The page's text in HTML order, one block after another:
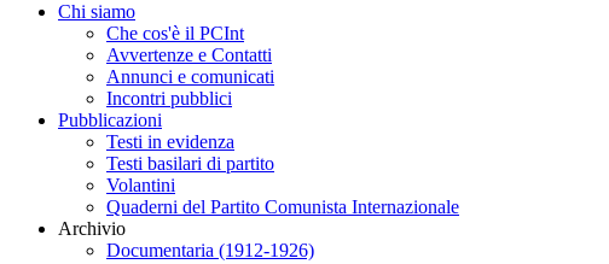
Chi siamo
Che cos'è il PCInt
Avvertenze e Contatti
Annunci e comunicati
Incontri pubblici
Pubblicazioni
Testi in evidenza
Testi basilari di partito
Volantini
Quaderni del Partito Comunista Internazionale
Archivio
Documentaria (1912-1926)